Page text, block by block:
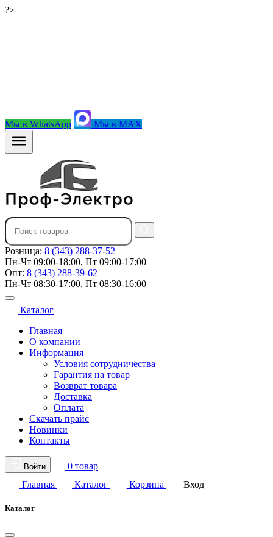
?>
Мы в WhatsApp Мы в MAX
Розница: 8 (343) 288-37-52
Пн-Чт 09:00-18:00, Пт 09:00-17:00
Опт: 8 (343) 288-39-62
Пн-Чт 08:30-17:00, Пт 08:30-16:00
Каталог
Главная
О компании
Информация
Условия сотрудничества
Гарантия на товар
Возврат товара
Доставка
Оплата
Скачать прайс
Новинки
Контакты
Войти
0 товар
Главная
Каталог Корзина Вход
Каталог